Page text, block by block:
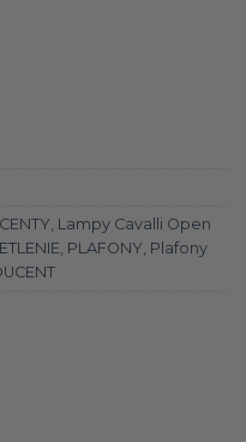
Lampy Cavalli Open
PLAFONY Plafony